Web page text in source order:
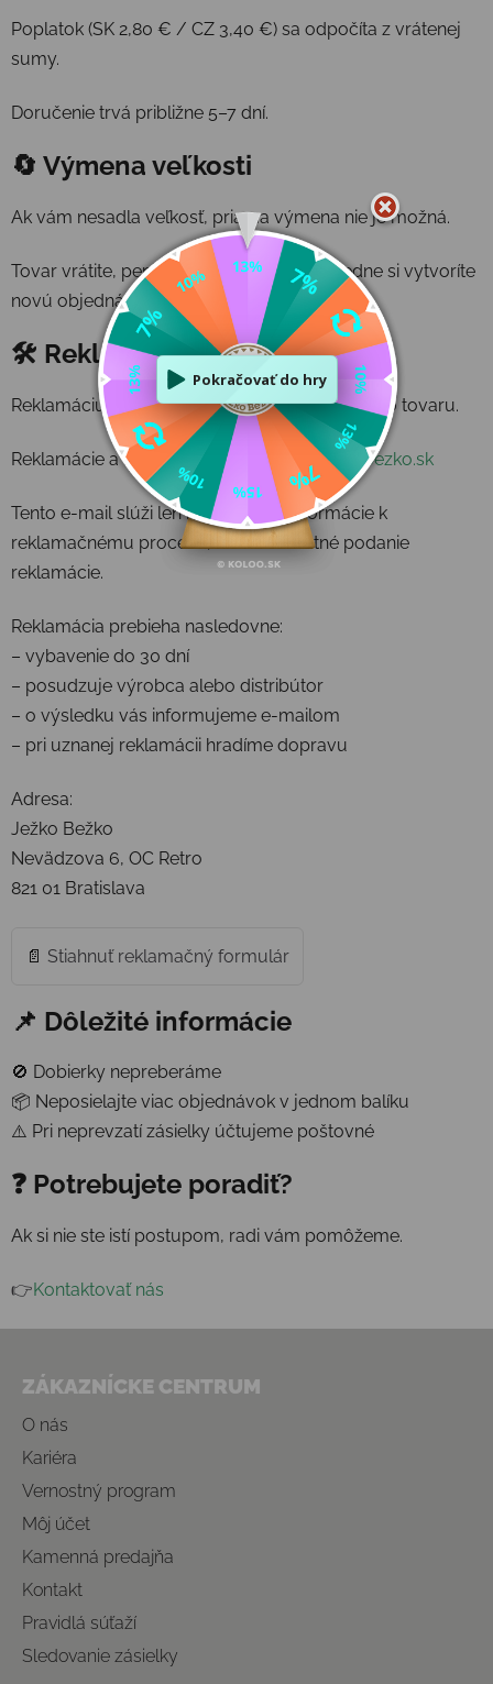
Poplatok (SK 2,80 € / CZ 3,40 €) sa odpočíta z vrátenej
sumy.
Doručenie trvá približne 5–7 dní.
🔄 Výmena veľkosti
Ak vám nesadla veľkosť, priama výmena nie je možná.
Tovar vrátite, peniaze vám vrátime a následne si vytvoríte
novú objednávku.
🛠 Reklamácia
Reklamáciu vybavujeme po doručení fyzického tovaru.
Reklamácie a informácie: reklamacie@jezkobezko.sk
Tento e-mail slúži len na pomoc a informácie k
reklamačnému procesu, nie na samotné podanie
reklamácie.
Reklamácia prebieha nasledovne:
– vybavenie do 30 dní
– posudzuje výrobca alebo distribútor
– o výsledku vás informujeme e-mailom
– pri uznanej reklamácii hradíme dopravu
Adresa:
Ježko Bežko
Nevädzova 6, OC Retro
821 01 Bratislava
📄 Stiahnuť reklamačný formulár
📌 Dôležité informácie
🚫 Dobierky nepreberáme
📦 Neposielajte viac objednávok v jednom balíku
⚠️ Pri neprevzatí zásielky účtujeme poštovné
❓ Potrebujete poradiť?
Ak si nie ste istí postupom, radi vám pomôžeme.
👉Kontaktovať nás
ZÁKAZNÍCKE CENTRUM
O nás
Kariéra
Vernostný program
Môj účet
Kamenná predajňa
Kontakt
Pravidlá súťaží
Sledovanie zásielky